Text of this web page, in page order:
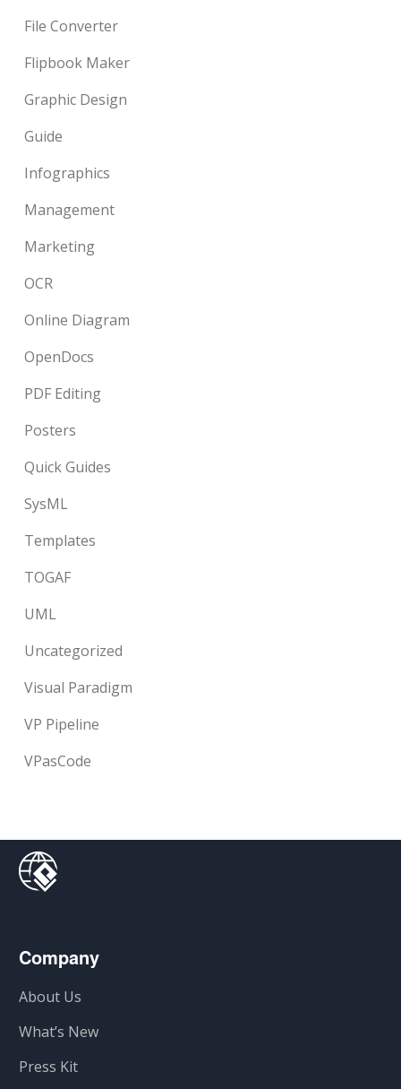
File Converter
Flipbook Maker
Graphic Design
Guide
Infographics
Management
Marketing
OCR
Online Diagram
OpenDocs
PDF Editing
Posters
Quick Guides
SysML
Templates
TOGAF
UML
Uncategorized
Visual Paradigm
VP Pipeline
VPasCode
Company
About Us
What’s New
Press Kit